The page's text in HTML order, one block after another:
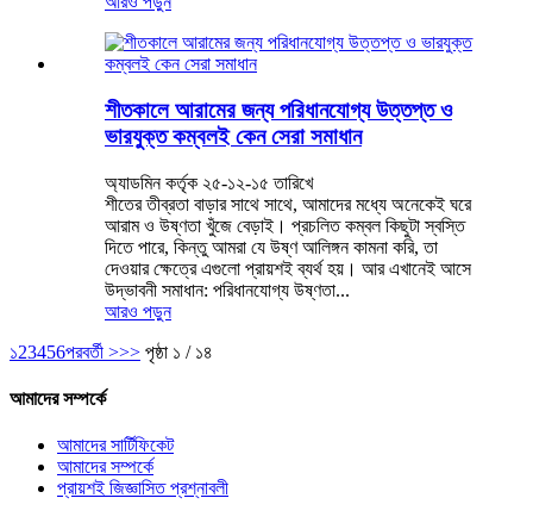
শীতকালে আরামের জন্য পরিধানযোগ্য উত্তপ্ত ও
ভারযুক্ত কম্বলই কেন সেরা সমাধান
অ্যাডমিন কর্তৃক ২৫-১২-১৫ তারিখে
শীতের তীব্রতা বাড়ার সাথে সাথে, আমাদের মধ্যে অনেকেই ঘরে
আরাম ও উষ্ণতা খুঁজে বেড়াই। প্রচলিত কম্বল কিছুটা স্বস্তি
দিতে পারে, কিন্তু আমরা যে উষ্ণ আলিঙ্গন কামনা করি, তা
দেওয়ার ক্ষেত্রে এগুলো প্রায়শই ব্যর্থ হয়। আর এখানেই আসে
উদ্ভাবনী সমাধান: পরিধানযোগ্য উষ্ণতা...
আরও পড়ুন
১23456পরবর্তী >>> পৃষ্ঠা ১ / ১৪
আমাদের সম্পর্কে
আমাদের সার্টিফিকেট
আমাদের সম্পর্কে
প্রায়শই জিজ্ঞাসিত প্রশ্নাবলী